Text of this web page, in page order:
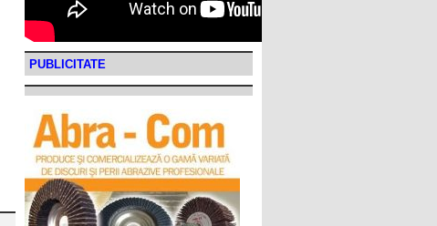
PUBLICITATE